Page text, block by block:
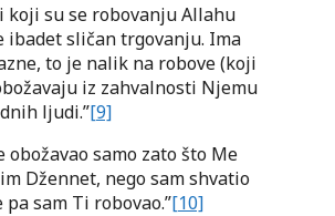
koji su se robovanju Allahu
ibadet sličan trgovanju. Ima
to je nalik na robove (koji
iz zahvalnosti Njemu
ljudi.”[9]
samo zato što Me
Džennet, nego sam shvatio
sam Ti robovao.”[10]